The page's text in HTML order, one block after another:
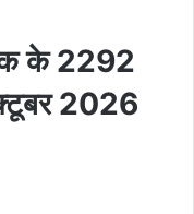
के 2292
2026